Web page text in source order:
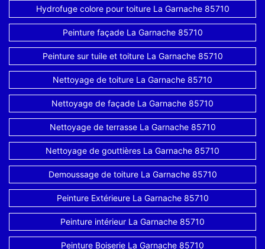
Hydrofuge colore pour toiture La Garnache 85710
Peinture façade La Garnache 85710
Peinture sur tuile et toiture La Garnache 85710
Nettoyage de toiture La Garnache 85710
Nettoyage de façade La Garnache 85710
Nettoyage de terrasse La Garnache 85710
Nettoyage de gouttières La Garnache 85710
Demoussage de toiture La Garnache 85710
Peinture Extérieure La Garnache 85710
Peinture intérieur La Garnache 85710
Peinture Boiserie La Garnache 85710